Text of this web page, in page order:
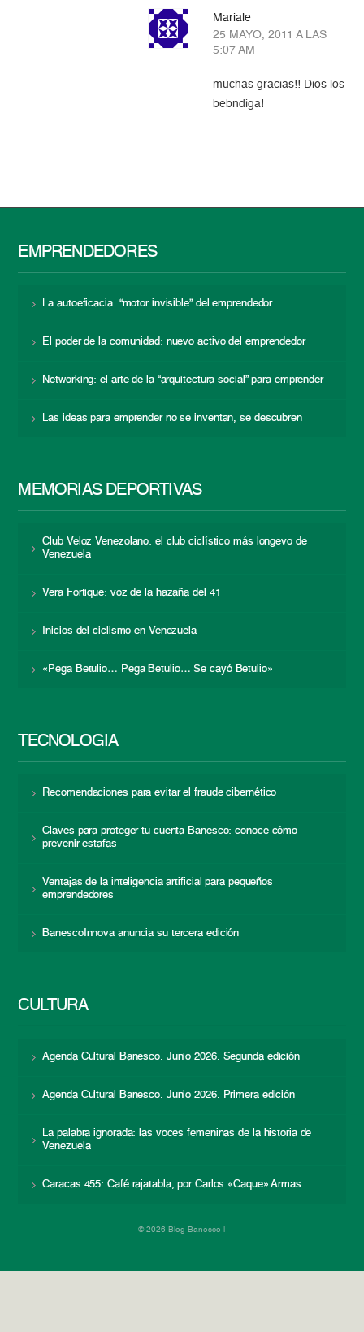
Mariale
25 MAYO, 2011 A LAS
5:07 AM
muchas gracias!! Dios los
bebndiga!
EMPRENDEDORES
La autoeficacia: “motor invisible” del emprendedor
El poder de la comunidad: nuevo activo del emprendedor
Networking: el arte de la “arquitectura social” para emprender
Las ideas para emprender no se inventan, se descubren
MEMORIAS DEPORTIVAS
Club Veloz Venezolano: el club ciclístico más longevo de
Venezuela
Vera Fortique: voz de la hazaña del 41
Inicios del ciclismo en Venezuela
«Pega Betulio… Pega Betulio… Se cayó Betulio»
TECNOLOGÍA
Recomendaciones para evitar el fraude cibernético
Claves para proteger tu cuenta Banesco: conoce cómo
prevenir estafas
Ventajas de la inteligencia artificial para pequeños
emprendedores
BanescoInnova anuncia su tercera edición
CULTURA
Agenda Cultural Banesco. Junio 2026. Segunda edición
Agenda Cultural Banesco. Junio 2026. Primera edición
La palabra ignorada: las voces femeninas de la historia de
Venezuela
Caracas 455: Café rajatabla, por Carlos «Caque» Armas
© 2026 Blog Banesco |